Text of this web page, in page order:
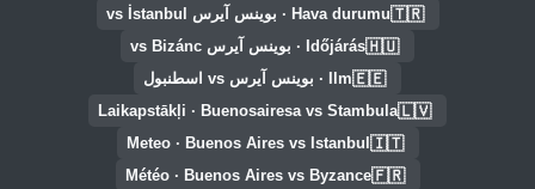
🇹🇷Hava durumu · بوينس آيرس vs İstanbul
🇭🇺Időjárás · بوينس آيرس vs Bizánc
🇪🇪Ilm · بوينس آيرس vs اسطنبول
🇱🇻
Laikapstākļi · Buenosairesa vs Stambula
🇮🇹
Meteo · Buenos Aires vs Istanbul
🇫🇷
Météo · Buenos Aires vs Byzance